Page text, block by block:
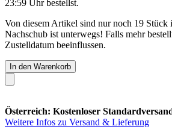
23:59 Uhrbestellst.
Von diesem Artikel sind nur noch 19 Stück
Nachschub ist unterwegs! Falls mehr
Zustelldatum beeinflussen.
In den Warenkorb
Österreich: Kostenloser
Weitere Infos zu Versand & Lieferung